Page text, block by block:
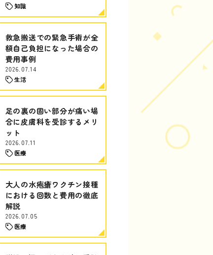
知識
救急搬送での緊急手術が全
額自己負担になった場合の
費用事例
2026.07.14
生活
足の裏の固い部分が痛い場
合に皮膚科を受診するメリ
ット
2026.07.11
医療
大人の水疱瘡ワクチン接種
における回数と費用の徹底
解説
2026.07.05
医療